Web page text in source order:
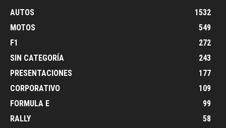
AUTOS
1532
MOTOS
549
F1
272
SIN CATEGORÍA
243
PRESENTACIONES
177
CORPORATIVO
109
FORMULA E
99
RALLY
58